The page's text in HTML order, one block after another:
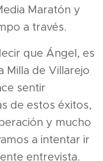
Maratón y
a través.
que Ángel, es
Milla de Villarejo
sentir
de estos éxitos,
y mucho
a intentar ir
entrevista.